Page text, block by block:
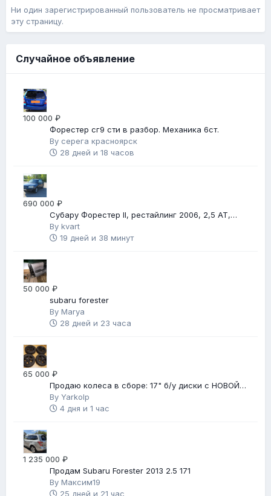
Ни один зарегистрированный пользователь не просматривает
эту страницу.
Случайное объявление
100 000 ₽
Форестер сг9 сти в разбор. Механика 6ст.
By серега красноярск
28 дней и 18 часов
690 000 ₽
Субару Форестер II, рестайлинг 2006, 2,5 АТ,
автомат
By kvart
19 дней и 38 минут
50 000 ₽
subaru forester
By Marya
28 дней и 23 часа
65 000 ₽
Продаю колеса в сборе: 17" б/у диски с НОВОЙ
зимней резиной
By Yarkolp
4 дня и 1 час
1 235 000 ₽
Продам Subaru Forester 2013 2.5 171
By Максим19
25 дней и 21 час